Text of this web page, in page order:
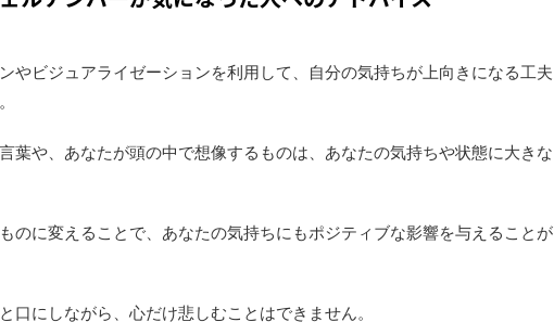
やビジュアライゼーションを利用して、自分の気持ちが上向きになる工夫
葉や、あなたが頭の中で想像するものは、あなたの気持ちや状態に大きな
のに変えることで、あなたの気持ちにもポジティブな影響を与えることが
口にしながら、心だけ悲しむことはできません。